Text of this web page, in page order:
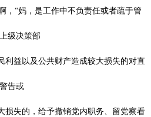
， “妈，是工作中不负责任或者疏于管
级决策部
益以及公共财产造成较大损失的对直
告或
失的，给予撤销党内职务、留党察看